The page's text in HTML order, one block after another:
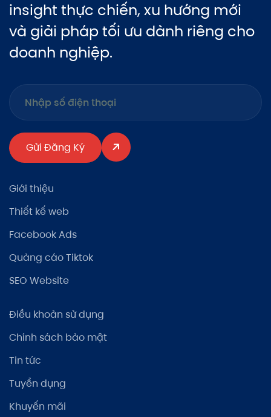
insight thực chiến, xu hướng mới
và giải pháp tối ưu dành riêng cho
doanh nghiệp.
Gửi Đăng Ký
Giới thiệu
Thiết kế web
Facebook Ads
Quảng cáo Tiktok
SEO Website
Điều khoản sử dụng
Chính sách bảo mật
Tin tức
Tuyển dụng
Khuyến mãi